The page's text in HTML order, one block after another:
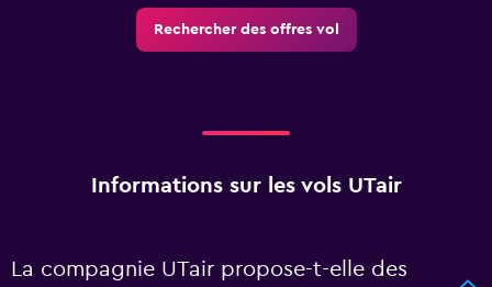
Rechercher des offres vol
Informations sur les vols UTair
La compagnie UTair propose-t-elle des